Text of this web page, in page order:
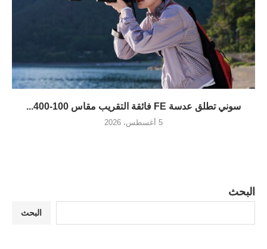
سوني تطلق عدسة FE فائقة التقريب مقاس 100-400...
5 أغسطس، 2026
البحث
البحث